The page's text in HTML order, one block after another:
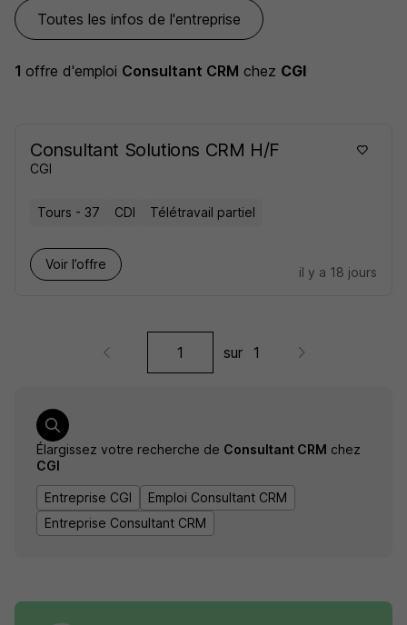
Toutes les infos de l'entreprise
1 offre d'emploi Consultant CRM chez CGI
Consultant Solutions CRM H/F
CGI
Tours - 37 CDI Télétravail partiel
Voir l’offre
il y a 18 jours
sur 1
Élargissez votre recherche de Consultant CRM chez
CGI
Entreprise CGI
Emploi Consultant CRM
Entreprise Consultant CRM